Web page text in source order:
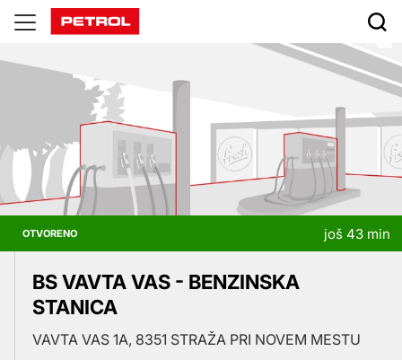
Prodajna
mesta
OTVORENO još 43 min
BS VAVTA VAS - BENZINSKA
STANICA
VAVTA VAS 1A, 8351 STRAŽA PRI NOVEM MESTU